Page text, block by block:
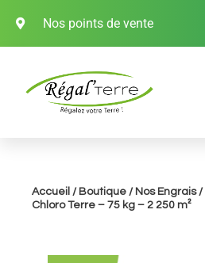
Nos points de vente
Accueil / Boutique / Nos Engrais/
Chloro Terre – 75 kg – 2 250 m²